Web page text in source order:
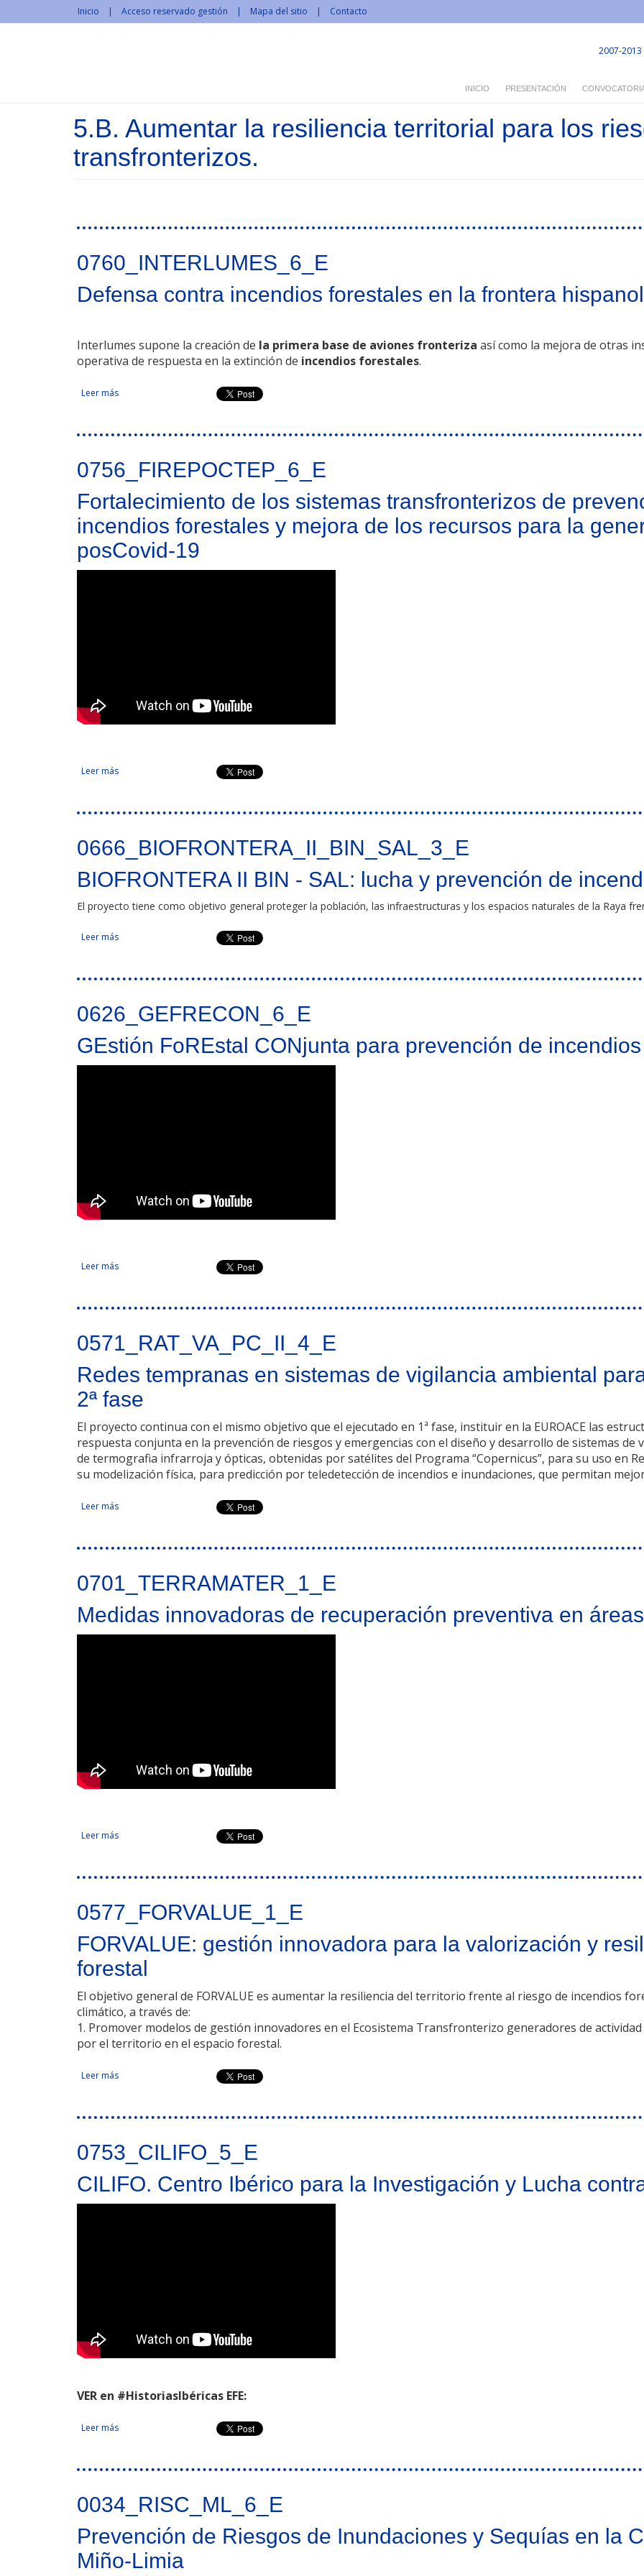
Pasar al contenido principal
Inicio Acceso reservado gestión Mapa del sitio Contacto
INICIO PRESENTACIÓN
2007-2013
5.B. Aumentar la resiliencia territorial para los
transfronterizos.
0760_INTERLUMES_6_E
Defensa contra incendios forestales en la frontera
Interlumes supone la creación de la primera base de aviones fronteriza así como la mejora de otras
operativa de respuesta en la extinción de incendios forestales.
Leer más sobre Defensa contra incendios forestales en la frontera hispanolusa
0756_FIREPOCTEP_6_E
Fortalecimiento de los sistemas transfronterizos de
incendios forestales y mejora de los recursos para la
posCovid-19
Leer más sobre Fortalecimiento de los sistemas transfronterizos de prevención y extinción de incendios forestales y mejora de los
0666_BIOFRONTERA_II_BIN_SAL_3_E
BIOFRONTERA II BIN - SAL: lucha y prevención de
El proyecto tiene como objetivo general proteger la población, las infraestructuras y los espacios naturales de la Raya
Leer más sobre BIOFRONTERA II BIN - SAL: lucha y prevención de incendios
0626_GEFRECON_6_E
GEstión FoREstal CONjunta para prevención de
Leer más sobre GEstión FoREstal CONjunta para prevención de incendios en territorio POCTEP
0571_RAT_VA_PC_II_4_E
Redes tempranas en sistemas de vigilancia ambiental
2ª fase
El proyecto continua con el mismo objetivo que el ejecutado en 1ª fase, instituir en la EUROACE las
respuesta conjunta en la prevención de riesgos y emergencias con el diseño y desarrollo de sistemas de
de termografia infrarroja y ópticas, obtenidas por satélites del Programa “Copernicus”, para su uso en
su modelización física, para predicción por teledetección de incendios e inundaciones, que permitan
Leer más sobre Redes tempranas en sistemas de vigilancia ambiental para apoyo a protección civil 2ª fase
0701_TERRAMATER_1_E
Medidas innovadoras de recuperación preventiva en
Leer más sobre Medidas innovadoras de recuperación preventiva en áreas quemadas
0577_FORVALUE_1_E
FORVALUE: gestión innovadora para la valorización y
forestal
El objetivo general de FORVALUE es aumentar la resiliencia del territorio frente al riesgo de incendios
climático, a través de:
1. Promover modelos de gestión innovadores en el Ecosistema Transfronterizo generadores de
por el territorio en el espacio forestal.
Leer más sobre FORVALUE: gestión innovadora para la valorización y resiliencia del espacio forestal
0753_CILIFO_5_E
CILIFO. Centro Ibérico para la Investigación y Lucha
VER en #HistoriasIbéricas EFE:
Leer más sobre CILIFO. Centro Ibérico para la Investigación y Lucha contra Incendios Forestales
0034_RISC_ML_6_E
Prevención de Riesgos de Inundaciones y Sequías en la
Miño-Limia